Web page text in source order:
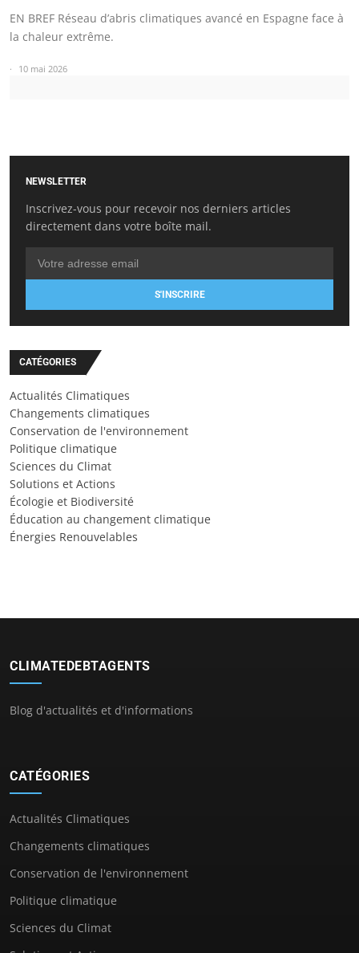
EN BREF Réseau d’abris climatiques avancé en Espagne face à
la chaleur extrême.
10 mai 2026
NEWSLETTER
Inscrivez-vous pour recevoir nos derniers articles
directement dans votre boîte mail.
S'INSCRIRE
CATÉGORIES
Actualités Climatiques
Changements climatiques
Conservation de l'environnement
Politique climatique
Sciences du Climat
Solutions et Actions
Écologie et Biodiversité
Éducation au changement climatique
Énergies Renouvelables
CLIMATEDEBTAGENTS
Blog d'actualités et d'informations
CATÉGORIES
Actualités Climatiques
Changements climatiques
Conservation de l'environnement
Politique climatique
Sciences du Climat